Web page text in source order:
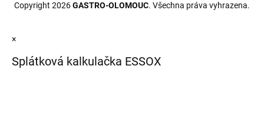
Copyright 2026GASTRO-OLOMOUC. Všechna práva vyhrazena.
×
Splátková kalkulačka ESSOX